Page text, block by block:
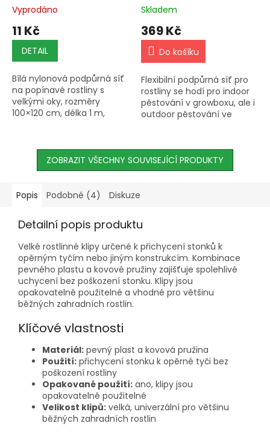
Vyprodáno
11 Kč
DETAIL
Bílá nylonová podpůrná síť
na popínavé rostliny s
velkými oky, rozměry
100×120 cm, délka 1 m,
Skladem
369 Kč
Do košíku
Flexibilní podpůrná síť pro
rostliny se hodí pro indoor
pěstování v growboxu, ale i
outdoor pěstování ve
správný růst rostlin.
ZOBRAZIT VŠECHNY SOUVISEJÍCÍ PRODUKTY
Popis Podobné (4) Diskuze
Detailní popis produktu
Velké rostlinné klipy určené k přichycení stonků k
opěrným tyčím nebo jiným konstrukcím. Kombinace
pevného plastu a kovové pružiny zajišťuje spolehlivé
uchycení bez poškození stonku. Klipy jsou
opakovatelně použitelné a vhodné pro většinu
běžných zahradních rostlin.
Klíčové vlastnosti
Materiál: pevný plast a kovová pružina
Použití: přichycení stonku k opěrné tyči bez
poškození rostliny
Opakované použití: ano, klipy jsou
opakovatelně použitelné
Velikost klipů: velká, univerzální pro většinu
běžných zahradních rostlin